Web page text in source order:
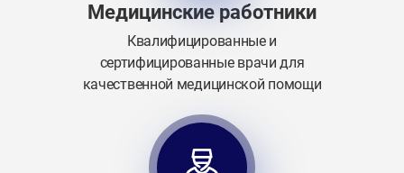
Медицинские работники
Квалифицированные и
сертифицированные врачи для
качественной медицинской помощи